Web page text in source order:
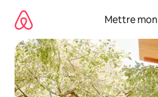
directement
contenu
Mettre